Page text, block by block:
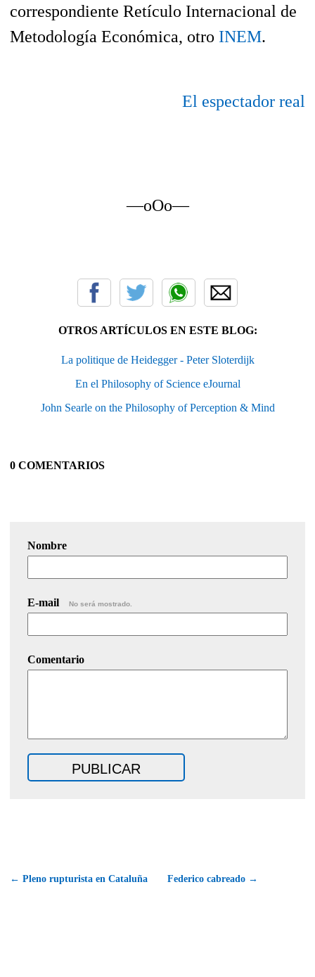
correspondiente Retículo Internacional de
Metodología Económica, otro INEM.
El espectador real
—oOo—
OTROS ARTÍCULOS EN ESTE BLOG:
La politique de Heidegger - Peter Sloterdijk
En el Philosophy of Science eJournal
John Searle on the Philosophy of Perception & Mind
0 COMENTARIOS
Nombre
E-mail No será mostrado.
Comentario
← Pleno rupturista en Cataluña Federico cabreado →